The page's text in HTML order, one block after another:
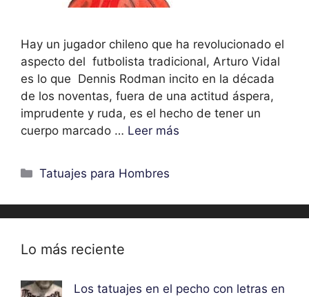
Hay un jugador chileno que ha revolucionado el
aspecto del futbolista tradicional, Arturo Vidal
es lo que Dennis Rodman incito en la década
de los noventas, fuera de una actitud áspera,
imprudente y ruda, es el hecho de tener un
cuerpo marcado … Leer más
Categorías
Tatuajes para Hombres
Lo más reciente
Los tatuajes en el pecho con letras en